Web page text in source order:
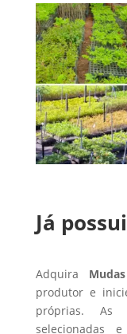
Já
Adquira
produtor e
próprias. As
selecionadas